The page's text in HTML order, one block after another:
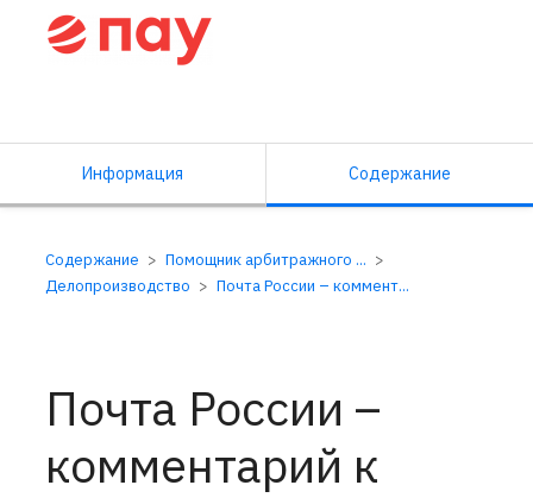
Информация Содержание
Содержание
Помощник арбитражного ...
Делопроизводство
Почта России – коммент...
Почта России –
комментарий к